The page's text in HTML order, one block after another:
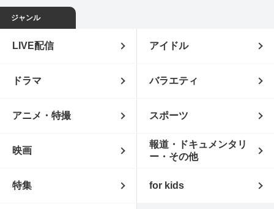
ジャンル
LIVE配信 アイドル
ドラマ バラエティ
アニメ・特撮 スポーツ
映画
報道・ドキュメンタリ
ー・その他
特集 for kids